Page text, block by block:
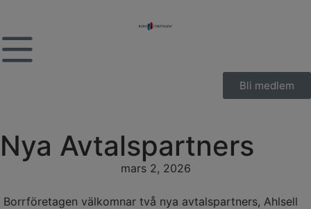
Bli medlem
Nya Avtalspartners
mars 2, 2026
Borrföretagen välkomnar två nya avtalspartners, Ahlsell